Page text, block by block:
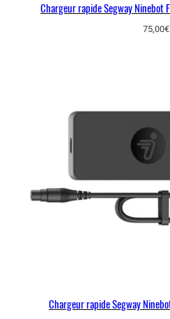
Chargeur rapide Segway Ninebot
75,00€
Chargeur rapide Segway